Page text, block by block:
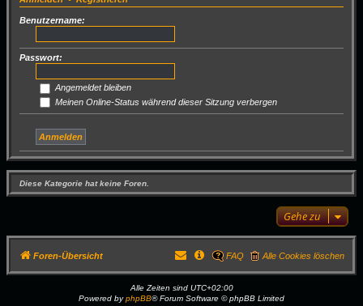
Benutzername:
Passwort:
Angemeldet bleiben
Meinen Online-Status während dieser Sitzung verbergen
Diese Kategorie hat keine Foren.
Gehe zu
Foren-Übersicht Alle Cookies löschen
FAQ
Alle Zeiten sind UTC+02:00
Powered byphpBB® Forum Software © phpBB Limited